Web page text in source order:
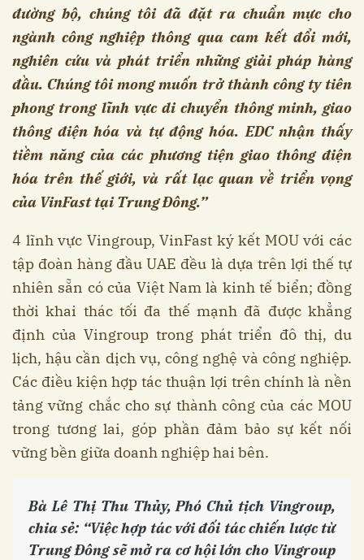
đường bộ, chúng tôi đã đặt ra chuẩn mực cho
ngành công nghiệp thông qua cam kết đổi mới,
nghiên cứu và phát triển những giải pháp hàng
đầu. Chúng tôi mong muốn trở thành công ty tiên
phong trong lĩnh vực di chuyển thông minh, giao
thông điện hóa và tự động hóa. EDC nhận thấy
tiềm năng của các phương tiện giao thông điện
hóa trên thế giới, và rất lạc quan về triển vọng
của VinFast tại Trung Đông.”
4 lĩnh vực Vingroup, VinFast ký kết MOU với các
tập đoàn hàng đầu UAE đều là dựa trên lợi thế tự
nhiên sẵn có của Việt Nam là kinh tế biển; đồng
thời khai thác tối đa thế mạnh đã được khẳng
định của Vingroup trong phát triển đô thị, du
lịch, hậu cần dịch vụ, công nghệ và công nghiệp.
Các điều kiện hợp tác thuận lợi trên chính là nền
tảng vững chắc cho sự thành công của các MOU
trong tương lai, góp phần đảm bảo sự kết nối
vững bền giữa doanh nghiệp hai bên.
Bà Lê Thị Thu Thủy, Phó Chủ tịch Vingroup,
chia sẻ: “Việc hợp tác với đối tác chiến lược từ
Trung Đông sẽ mở ra cơ hội lớn cho Vingroup